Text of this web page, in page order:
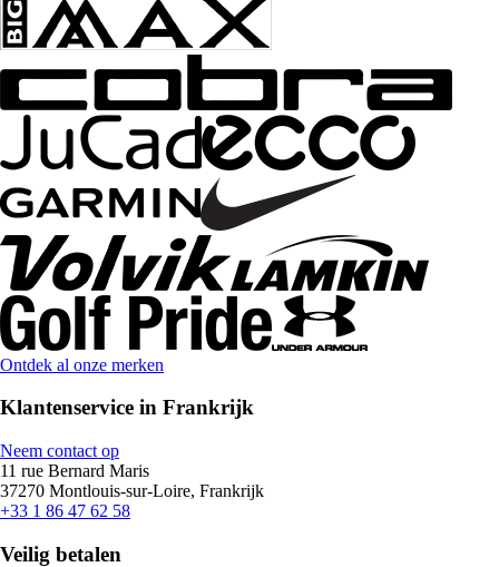
Ontdek al onze merken
Klantenservice in Frankrijk
Neem contact op
11 rue Bernard Maris
37270 Montlouis-sur-Loire, Frankrijk
+33 1 86 47 62 58
Veilig betalen